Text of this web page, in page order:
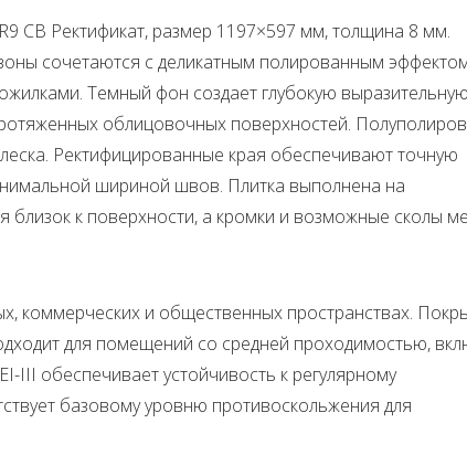
CB Ректификат, размер 1197×597 мм, толщина 8 мм.
сочетаются с деликатным полированным
Темный фон создает глубокую выразительную
облицовочных поверхностей.
Ректифицированные края обеспечивают точную
шириной швов. Плитка выполнена на
к поверхности, а кромки и возможные сколы
коммерческих и общественных пространствах.
для помещений со средней проходимостью,
III обеспечивает устойчивость к регулярному
базовому уровню противоскольжения для